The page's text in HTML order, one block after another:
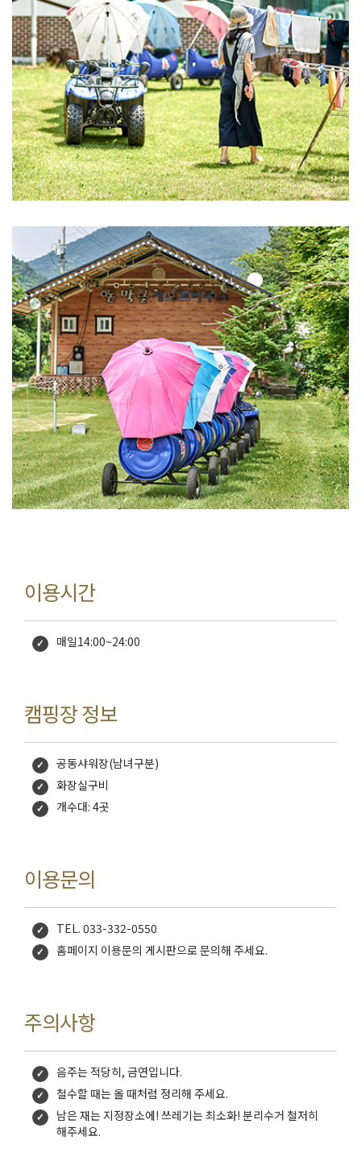
이용시간
매일14:00~24:00
캠핑장 정보
공동샤워장(남녀구분)
화장실구비
개수대: 4곳
이용문의
TEL. 033-332-0550
홈페이지 이용문의 게시판으로 문의해 주세요.
주의사항
음주는 적당히, 금연입니다.
철수할 때는 올 때처럼 정리해 주세요.
남은 재는 지정장소에! 쓰레기는 최소화! 분리수거 철저히
해주세요.